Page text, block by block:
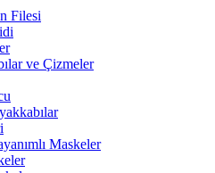
Filesi
ve Çizmeler
Maskeler